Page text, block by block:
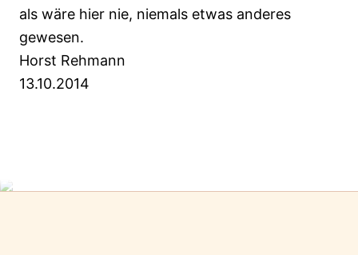
als wäre hier nie, niemals etwas anderes
gewesen.
Horst Rehmann
13.10.2014